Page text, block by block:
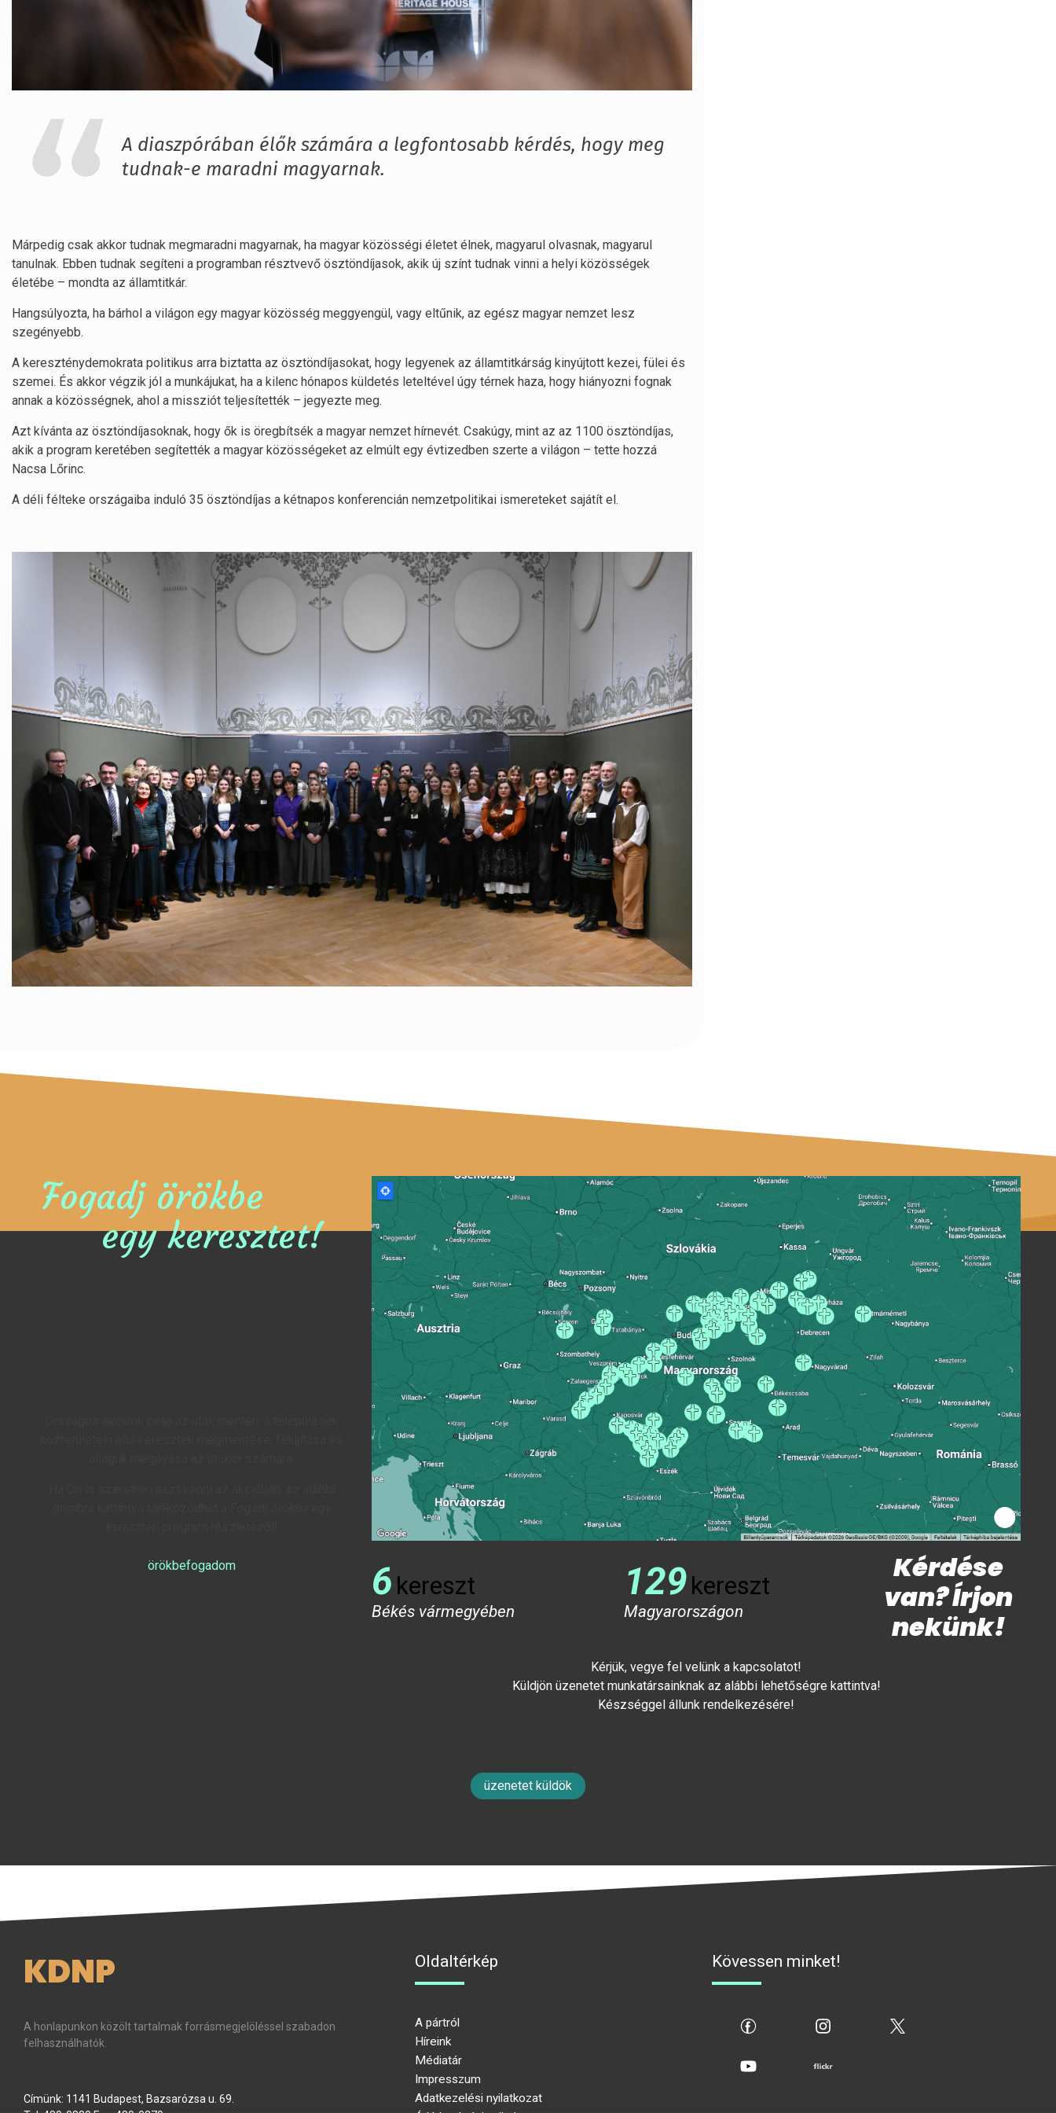
A diaszpórában élők számára a legfontosabb kérdés, hogy meg
tudnak-e maradni magyarnak.
Márpedig csak akkor tudnak megmaradni magyarnak, ha magyar közösségi életet élnek, magyarul olvasnak, magyarul
tanulnak. Ebben tudnak segíteni a programban résztvevő ösztöndíjasok, akik új színt tudnak vinni a helyi közösségek
életébe – mondta az államtitkár.
Hangsúlyozta, ha bárhol a világon egy magyar közösség meggyengül, vagy eltűnik, az egész magyar nemzet lesz
szegényebb.
A kereszténydemokrata politikus arra biztatta az ösztöndíjasokat, hogy legyenek az államtitkárság kinyújtott kezei, fülei és
szemei. És akkor végzik jól a munkájukat, ha a kilenc hónapos küldetés leteltével úgy térnek haza, hogy hiányozni fognak
annak a közösségnek, ahol a missziót teljesítették – jegyezte meg.
Azt kívánta az ösztöndíjasoknak, hogy ők is öregbítsék a magyar nemzet hírnevét. Csakúgy, mint az az 1100 ösztöndíjas,
akik a program keretében segítették a magyar közösségeket az elmúlt egy évtizedben szerte a világon – tette hozzá
Nacsa Lőrinc.
A déli félteke országaiba induló 35 ösztöndíjas a kétnapos konferencián nemzetpolitikai ismereteket sajátít el.
Fogadj örökbe
egy keresztet!
örökbefogadom 6 kereszt
Békés vármegyében
129kereszt
Magyarországon
Kérdése
van? Írjon
nekünk!
Kérjük, vegye fel velünk a kapcsolatot!
Küldjön üzenetet munkatársainknak az alábbi lehetőségre kattintva!
Készséggel állunk rendelkezésére!
üzenetet küldök
KDNP
A honlapunkon közölt tartalmak forrásmegjelöléssel szabadon
felhasználhatók.
Címünk: 1141 Budapest, Bazsarózsa u. 69.
Oldaltérkép
A pártról
Híreink
Médiatár
Impresszum
Adatkezelési nyilatkozat
Kövessen minket!
flickr